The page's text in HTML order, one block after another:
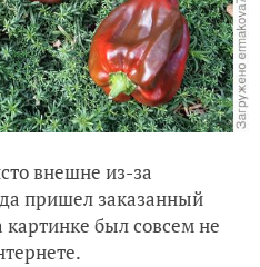
внешне из-за
пришел заказанный
был совсем не